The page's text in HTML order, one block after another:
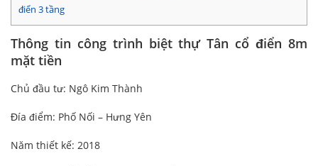
điển 3 tầng
Thông tin công trình biệt thự Tân cổ điển 8m
mặt tiền
Chủ đầu tư: Ngô Kim Thành
Đía điểm: Phố Nối – Hưng Yên
Năm thiết kế: 2018